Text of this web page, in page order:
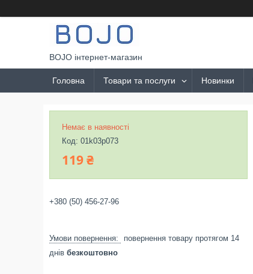
BOJO інтернет-магазин
Головна Товари та послуги Новинки
Немає в наявності
Код: 01k03p073
119 ₴
+380 (50) 456-27-96
повернення товару протягом 14
днів безкоштовно